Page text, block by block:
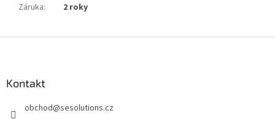
Záruka: 2 roky
Kontakt
obchod@sesolutions.cz